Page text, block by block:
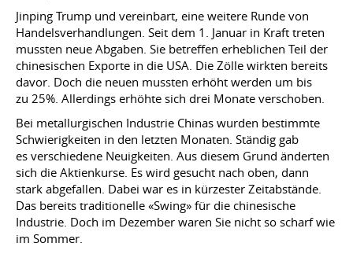
Jinping Trump und vereinbart, eine weitere Runde von
Handelsverhandlungen. Seit dem 1. Januar in Kraft treten
mussten neue Abgaben. Sie betreffen erheblichen Teil der
chinesischen Exporte in die USA. Die Zölle wirkten bereits
davor. Doch die neuen mussten erhöht werden um bis
zu 25%. Allerdings erhöhte sich drei Monate verschoben.
Bei metallurgischen Industrie Chinas wurden bestimmte
Schwierigkeiten in den letzten Monaten. Ständig gab
es verschiedene Neuigkeiten. Aus diesem Grund änderten
sich die Aktienkurse. Es wird gesucht nach oben, dann
stark abgefallen. Dabei war es in kürzester Zeitabstände.
Das bereits traditionelle «Swing» für die chinesische
Industrie. Doch im Dezember waren Sie nicht so scharf wie
im Sommer.